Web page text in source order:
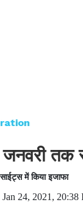
तक
में किया इजाफा
Jan 24, 2021, 20:38